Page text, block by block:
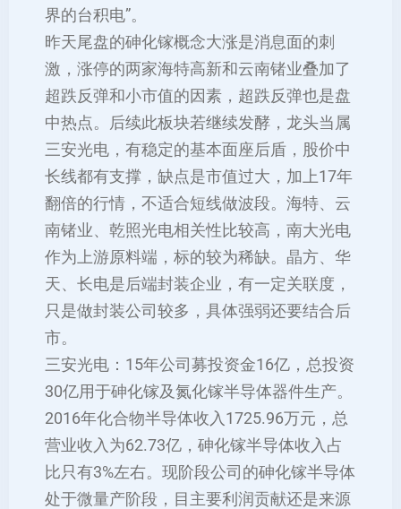
界的台积电”。
昨天尾盘的砷化镓概念大涨是消息面的刺
激，涨停的两家海特高新和云南锗业叠加了
超跌反弹和小市值的因素，超跌反弹也是盘
中热点。后续此板块若继续发酵，龙头当属
三安光电，有稳定的基本面座后盾，股价中
长线都有支撑，缺点是市值过大，加上17年
翻倍的行情，不适合短线做波段。海特、云
南锗业、乾照光电相关性比较高，南大光电
作为上游原料端，标的较为稀缺。晶方、华
天、长电是后端封装企业，有一定关联度，
只是做封装公司较多，具体强弱还要结合后
市。
三安光电：15年公司募投资金16亿，总投资
30亿用于砷化镓及氮化镓半导体器件生产。
2016年化合物半导体收入1725.96万元，总
营业收入为62.73亿，砷化镓半导体收入占
比只有3%左右。现阶段公司的砷化镓半导体
处于微量产阶段，目主要利润贡献还是来源